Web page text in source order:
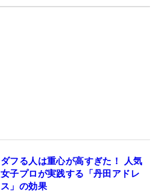
ダフる人は重心が高すぎた！ 人気
女子プロが実践する「丹田アドレ
ス」の効果